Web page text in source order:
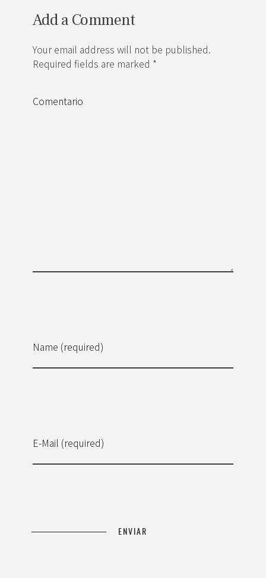
Add a Comment
Your email address will not be published.
Required fields are marked *
Name (required)
E-Mail (required)
Comentario